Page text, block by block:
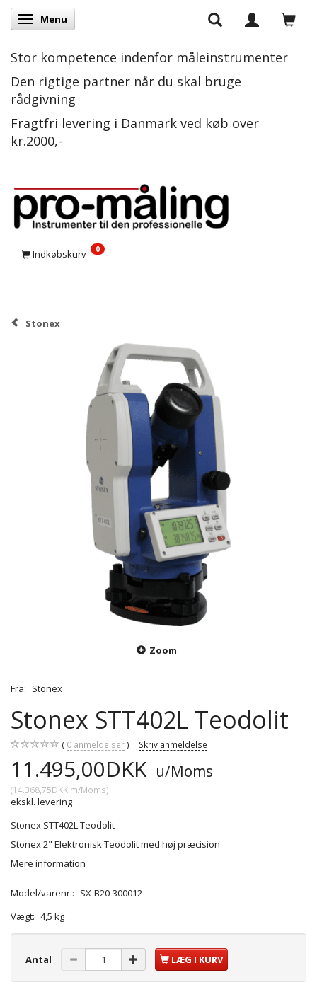
Skifte navigation
Menu
Stor kompetence indenfor måleinstrumenter
Den rigtige partner når du skal bruge
rådgivning
Fragtfri levering i Danmark ved køb over
kr.2000,-
Indkøbskurv 0
Stonex
Zoom
Fra: Stonex
Stonex STT402L Teodolit
0 anmeldelser Skriv anmeldelse
11.495,00DKK u/Moms
(14.368,75DKK m/Moms)
ekskl. levering
Stonex STT402L Teodolit
Stonex 2" Elektronisk Teodolit med høj præcision
Mere information
Model/varenr.: SX-B20-300012
Vægt: 4,5 kg
Antal LÆG I KURV